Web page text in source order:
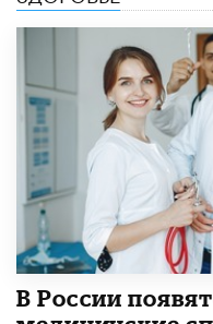
В России